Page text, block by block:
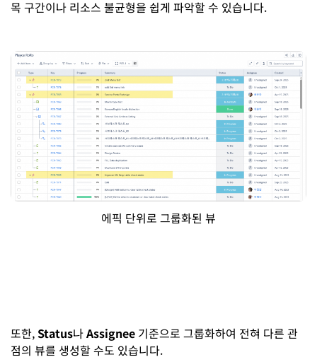
목 구간이나 리소스 불균형을 쉽게 파악할 수 있습니다.
에픽 단위로 그룹화된 뷰
또한,Status나Assignee 기준으로 그룹화하여 전혀 다른 관
점의 뷰를 생성할 수도 있습니다.